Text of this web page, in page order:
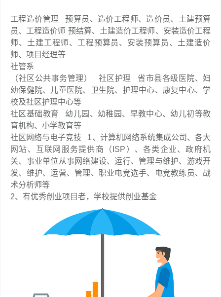
工程造价管理
预算员、造价工程师、造价员、土建预算
员、工程造价师 预结算、土建造价工程师、安装造价工程
师、土建工程师、工程预算员、安装预算员、土建造价
师、项目经理等
社管系
（社区公共事务管理）
社区护理
省市县各级医院、妇
幼保健院、儿童医院、卫生院、护理中心、康复中心、学
校及社区护理中心等
社区基础教育
幼儿园、幼稚园、早教中心、幼儿初等教
育机构、小学教育等
社区网络与电子竞技
1、计算机网络系统集成公司、各大
网站、互联网服务提供商（ISP）、各类企业、政府机
关、事业单位从事网络建设、运行、管理与维护、游戏开
发、维护、运营、管理、职业电竞选手、电竞教练员、战
术分析师等
2、有优秀创业项目者，学校提供创业基金